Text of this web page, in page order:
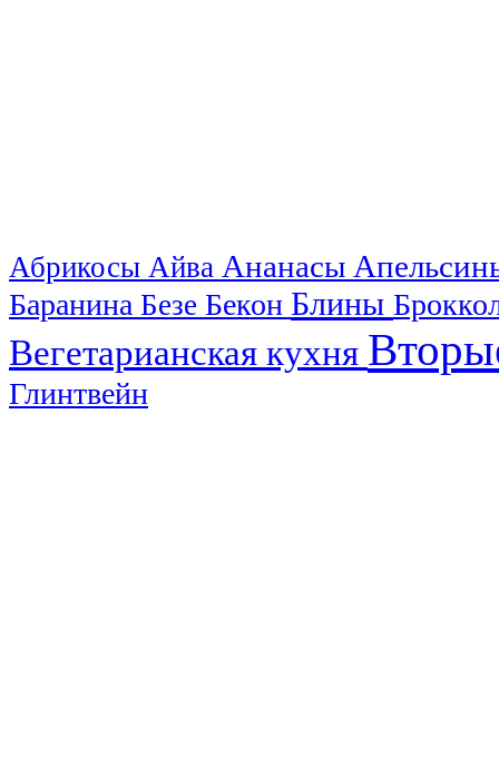
Абрикосы Айва Ананасы
Баранина Безе Бекон Блины
Вегетарианская кухня
Глинтвейн